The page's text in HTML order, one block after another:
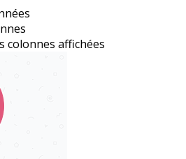
colonnes affichées